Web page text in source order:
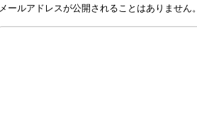
メールアドレスが公開されることはありません。